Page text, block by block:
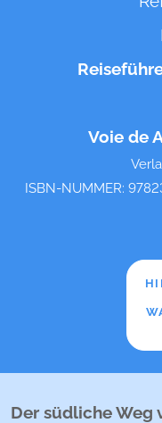
Voie de
ISBN-NUMMER:
Der südliche Weg